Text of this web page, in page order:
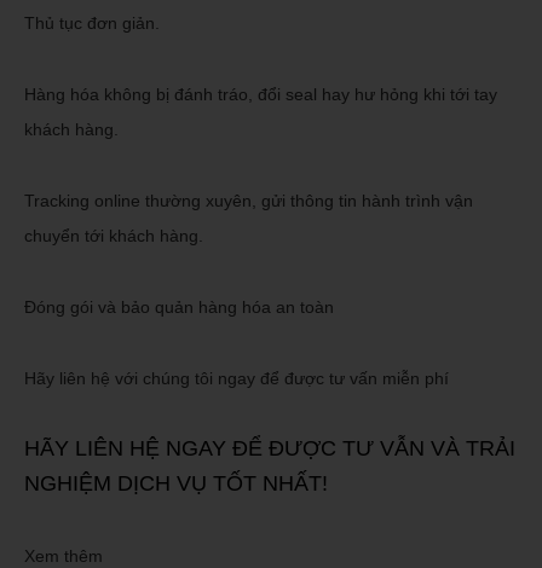
Thủ tục đơn giản.
Hàng hóa không bị đánh tráo, đổi seal hay hư hỏng khi tới tay
khách hàng.
Tracking online thường xuyên, gửi thông tin hành trình vận
chuyển tới khách hàng.
Đóng gói và bảo quản hàng hóa an toàn
Hãy liên hệ với chúng tôi ngay để được tư vấn miễn phí
HÃY LIÊN HỆ NGAY ĐỂ ĐƯỢC TƯ VẪN VÀ TRẢI
NGHIỆM DỊCH VỤ TỐT NHẤT!
Xem thêm